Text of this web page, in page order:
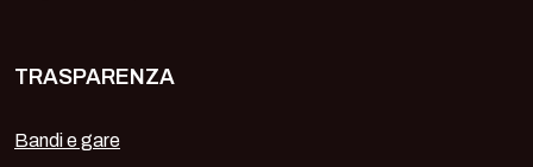
TRASPARENZA
Bandi e gare